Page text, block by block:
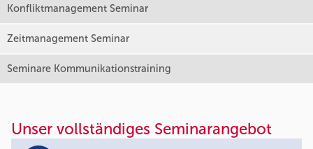
Konfliktmanagement Seminar
Zeitmanagement Seminar
Seminare Kommunikationstraining
Unser vollständiges Seminarangebot